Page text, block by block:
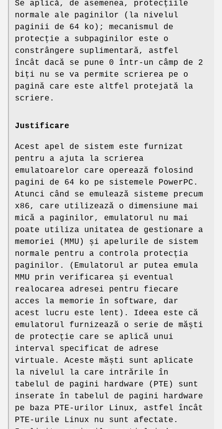
Se aplică, de asemenea, protecțiile
normale ale paginilor (la nivelul
paginii de 64 ko); mecanismul de
protecție a subpaginilor este o
constrângere suplimentară, astfel
încât dacă se pune 0 într-un câmp de 2
biți nu se va permite scrierea pe o
pagină care este altfel protejată la
scriere.
Justificare
Acest apel de sistem este furnizat
pentru a ajuta la scrierea
emulatoarelor care operează folosind
pagini de 64 ko pe sistemele PowerPC.
Atunci când se emulează sisteme precum
x86, care utilizează o dimensiune mai
mică a paginilor, emulatorul nu mai
poate utiliza unitatea de gestionare a
memoriei (MMU) și apelurile de sistem
normale pentru a controla protecția
paginilor. (Emulatorul ar putea emula
MMU prin verificarea și eventual
realocarea adresei pentru fiecare
acces la memorie în software, dar
acest lucru este lent). Ideea este că
emulatorul furnizează o serie de măști
de protecție care se aplică unui
interval specificat de adrese
virtuale. Aceste măști sunt aplicate
la nivelul la care intrările în
tabelul de pagini hardware (PTE) sunt
inserate în tabelul de pagini hardware
pe baza PTE-urilor Linux, astfel încât
PTE-urile Linux nu sunt afectate.